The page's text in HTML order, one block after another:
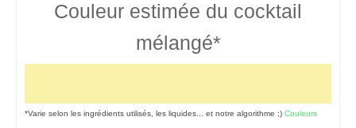
Couleur estimée du cocktail
mélangé*
*Varie selon les ingrédients utilisés, les liquides... et notre algorithme ;) Couleurs